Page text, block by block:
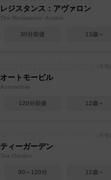
レジスタンス：アヴァロン
The Resistance: Avalon
30分前後 13歳～
オートモービル
Automobile
120分前後 12歳～
ティーガーデン
Tea Garden
90～120分 12歳～